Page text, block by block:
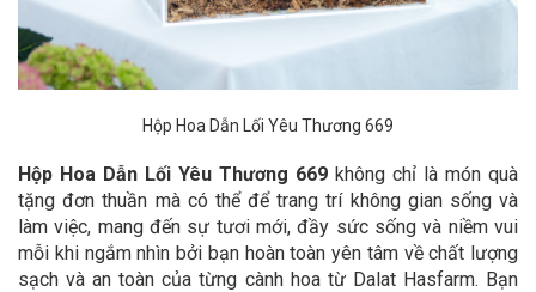
Hộp Hoa Dẫn Lối Yêu Thương 669
Hộp Hoa Dẫn Lối Yêu Thương 669 không chỉ là món quà
tặng đơn thuần mà có thể để trang trí không gian sống và
làm việc, mang đến sự tươi mới, đầy sức sống và niềm vui
mỗi khi ngắm nhìn bởi bạn hoàn toàn yên tâm về chất lượng
sạch và an toàn của từng cành hoa từ Dalat Hasfarm. Bạn